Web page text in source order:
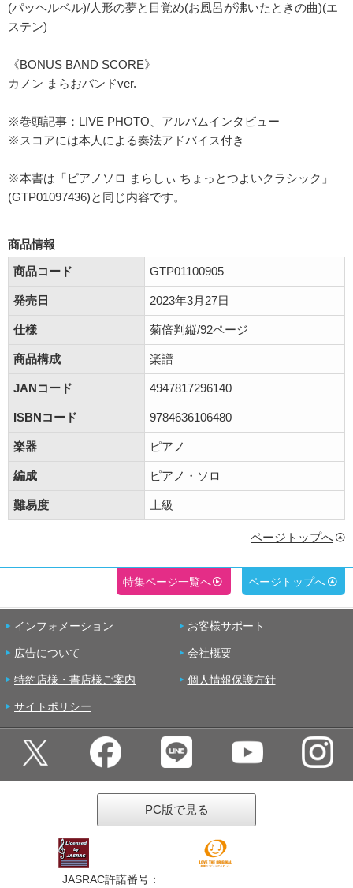
(パッヘルベル)/人形の夢と目覚め(お風呂が沸いたときの曲)(エ
ステン)
《BONUS BAND SCORE》
カノン まらおバンドver.
※巻頭記事：LIVE PHOTO、アルバムインタビュー
※スコアには本人による奏法アドバイス付き
※本書は「ピアノソロ まらしぃ ちょっとつよいクラシック」
(GTP01097436)と同じ内容です。
商品情報
商品コード
GTP01100905
発売日 2023年3月27日
仕様 菊倍判縦/92ページ
商品構成 楽譜
JANコード 4947817296140
ISBNコード 9784636106480
楽器 ピアノ
編成 ピアノ・ソロ
難易度 上級
ページトップへ
特集ページ一覧へ ページトップへ
インフォメーション お客様サポート
広告について 会社概要
特約店様・書店様ご案内 個人情報保護方針
サイトポリシー
PC版で見る
JASRAC許諾番号：